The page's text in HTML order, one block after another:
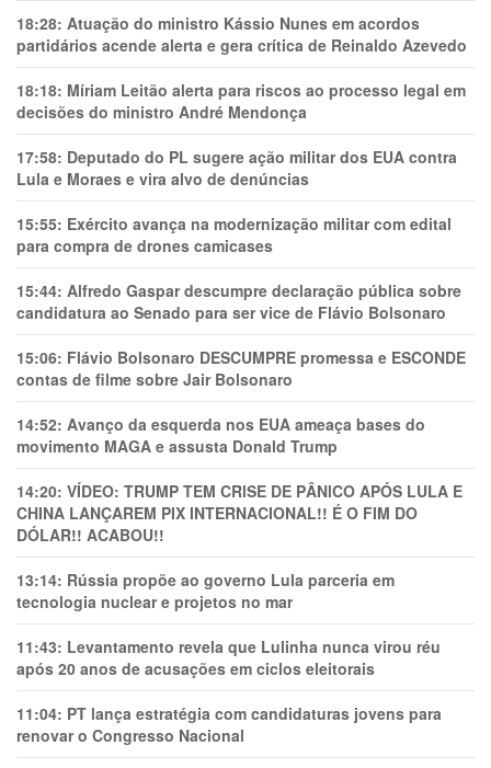
18:28: Atuação do ministro Kássio Nunes em acordos
partidários acende alerta e gera crítica de Reinaldo Azevedo
18:18: Míriam Leitão alerta para riscos ao processo legal em
decisões do ministro André Mendonça
17:58: Deputado do PL sugere ação militar dos EUA contra
Lula e Moraes e vira alvo de denúncias
15:55: Exército avança na modernização militar com edital
para compra de drones camicases
15:44: Alfredo Gaspar descumpre declaração pública sobre
candidatura ao Senado para ser vice de Flávio Bolsonaro
15:06: Flávio Bolsonaro DESCUMPRE promessa e ESCONDE
contas de filme sobre Jair Bolsonaro
14:52: Avanço da esquerda nos EUA ameaça bases do
movimento MAGA e assusta Donald Trump
14:20: VÍDEO: TRUMP TEM CRlSE DE PÂNlCO APÓS LULA E
CHINA LANÇAREM PIX INTERNACIONAL!! É O FIM DO
DÓLAR!! ACABOU!!
13:14: Rússia propõe ao governo Lula parceria em
tecnologia nuclear e projetos no mar
11:43: Levantamento revela que Lulinha nunca virou réu
após 20 anos de acusações em ciclos eleitorais
11:04: PT lança estratégia com candidaturas jovens para
renovar o Congresso Nacional